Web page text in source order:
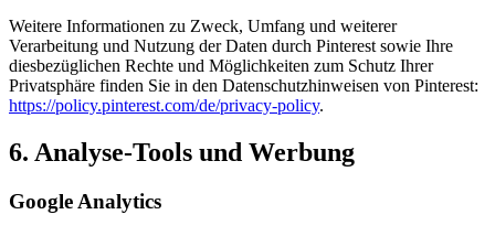
Weitere Informationen zu Zweck, Umfang und weiterer
Verarbeitung und Nutzung der Daten durch Pinterest sowie Ihre
diesbezüglichen Rechte und Möglichkeiten zum Schutz Ihrer
Privatsphäre finden Sie in den Datenschutzhinweisen von Pinterest:
https://policy.pinterest.com/de/privacy-policy.
6. Analyse-Tools und Werbung
Google Analytics